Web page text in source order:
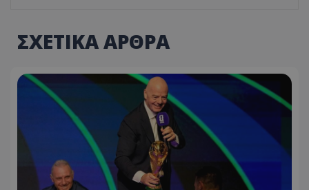
ΣΧΕΤΙΚΑ ΑΡΘΡΑ